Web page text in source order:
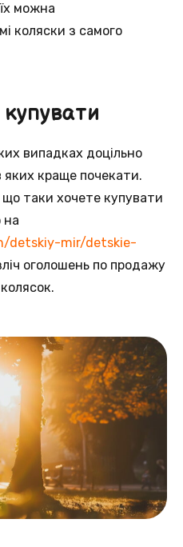
можна
коляски з самого
випадках доцільно
яких краще почекати.
таки хочете купувати
на
detskiy-mir/detskie-
оголошень по продажу